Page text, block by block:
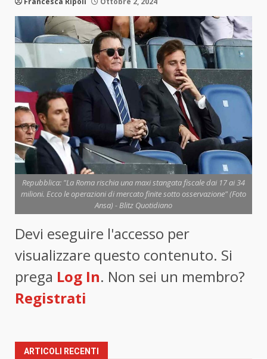
Repubblica: "La Roma rischia una maxi stangata fiscale dai 17 ai 34
milioni. Ecco le operazioni di mercato finite sotto osservazione" (Foto
Ansa) - Blitz Quotidiano
Devi eseguire l'accesso per
visualizzare questo contenuto. Si
prega Log In. Non sei un membro?
Registrati
ARTICOLI RECENTI